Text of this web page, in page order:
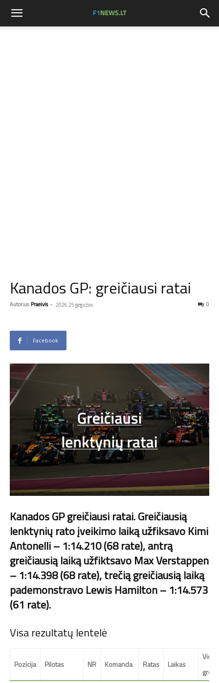
Kanados GP: greičiausi ratai
Autorius Praeivis - 2026 25 gegužės 0
Facebook
Kanados GP greičiausi ratai. Greičiausią
lenktynių rato įveikimo laiką užfiksavo Kimi
Antonelli – 1:14.210 (68 rate), antrą
greičiausią laiką užfiktsavo Max Verstappen
– 1:14.398 (68 rate), trečią greičiausią laiką
pademonstravo Lewis Hamilton – 1:14.573
(61 rate).
Visa rezultatų lentelė
Pozicija Pilotas NR Komanda Ratas Laikas
Vid.